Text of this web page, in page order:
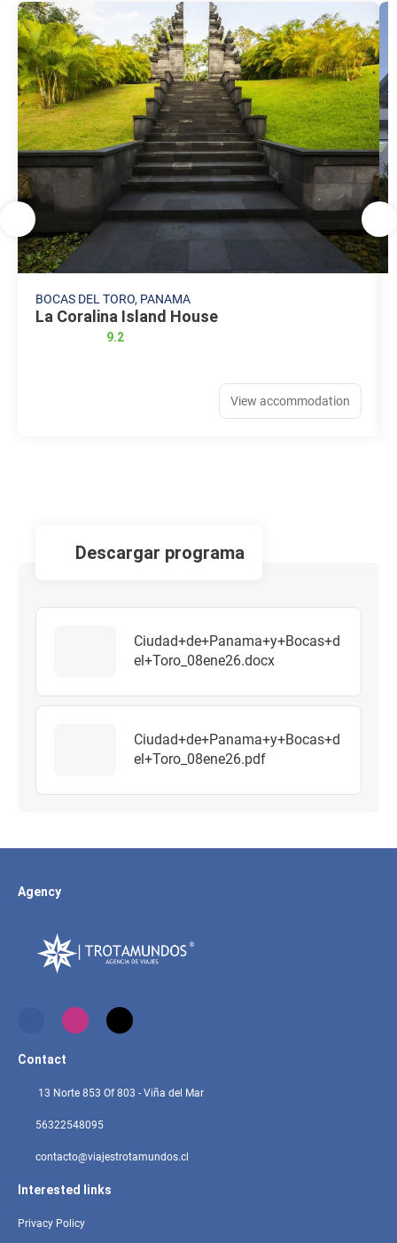
BOCAS DEL TORO, PANAMA
La Coralina Island House
9.2
View accommodation
descargar programa
Ciudad+de+Panama+y+Bocas+d
el+Toro_08ene26.docx
Ciudad+de+Panama+y+Bocas+d
el+Toro_08ene26.pdf
Agency
Contact
13 Norte 853 Of 803 - Viña del Mar
56322548095
contacto@viajestrotamundos.cl
Interested links
Privacy Policy